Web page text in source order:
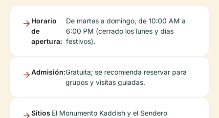
Horario
de
apertura:
De martes a domingo, de 10:00 AM a
6:00 PM (cerrado los lunes y días
festivos).
Admisión:Gratuita; se recomienda reservar para
grupos y visitas guiadas.
Sitios El Monumento Kaddish y el Sendero